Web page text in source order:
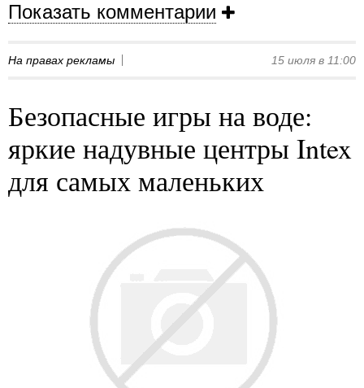
Показать комментарии
На правах рекламы 15 июля в 11:00
Безопасные игры на воде:
яркие надувные центры Intex
для самых маленьких